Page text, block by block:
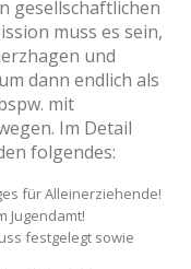
gesellschaftlichen
muss es sein,
und
dann endlich als
mit
Im Detail
folgendes:
für Alleinerziehende!
Jugendamt!
festgelegt sowie